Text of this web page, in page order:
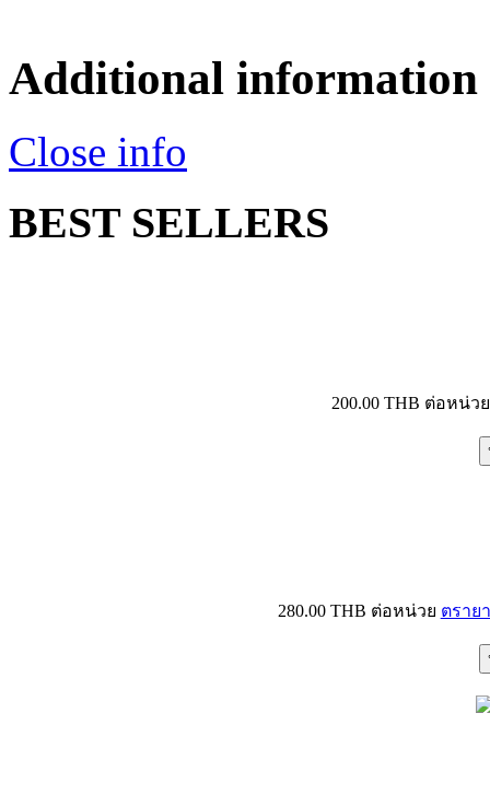
Additional information
Close info
BEST SELLERS
200.00 THB ต่อหน่วย
280.00 THB ต่อหน่วย ตราย